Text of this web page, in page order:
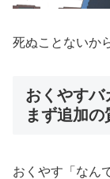
死ぬことないか
おくやすバ
まず追加の
おくやす「なん